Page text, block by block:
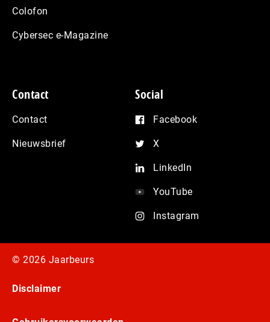
Colofon
Cybersec e-Magazine
Contact
Contact
Nieuwsbrief
Social
Facebook
X
LinkedIn
YouTube
Instagram
© 2026 Jaarbeurs
Disclaimer